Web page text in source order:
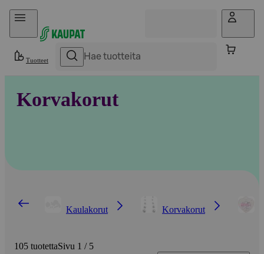
Hyppää sisältöön
Tuotteet
Korvakorut
Kaulakorut Korvakorut
105 tuotettaSivu 1 / 5